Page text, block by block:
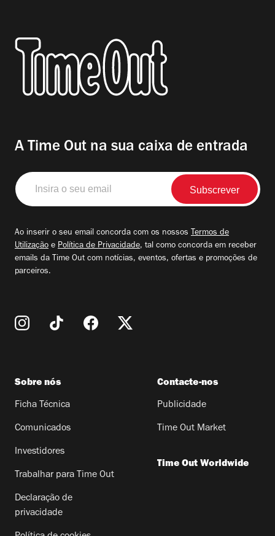
A Time Out na sua caixa de entrada
Insira
o
seu
Ao inserir o seu email concorda com os nossos Termos de
Utilização e Política de Privacidade, tal como concorda em receber
emails da Time Out com notícias, eventos, ofertas e promoções de
parceiros.
Sobre nós
Ficha Técnica
Comunicados
Investidores
Trabalhar para Time Out
Declaração de
privacidade
Contacte-nos
Publicidade
Time Out Market
Time Out Worldwide